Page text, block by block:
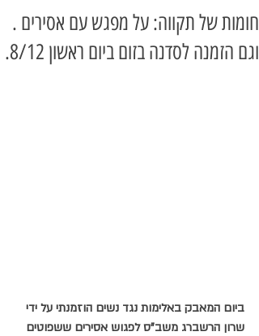
חומות של תקווה: על מפגש עם אסירים .
וגם הזמנה לסדנה בזום ביום ראשון 8/12.
ביום המאבק באלימות נגד נשים הוזמנתי על ידי
שרון הרשברג משב”ס לפגוש אסירים ששפוטים